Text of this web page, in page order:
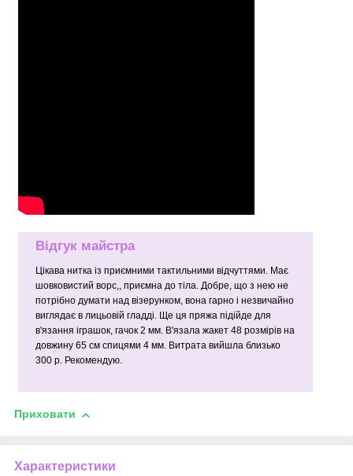
Відгук майстра
Цікава нитка із приємними тактильними відчуттями. Має
шовковистий ворс,, приємна до тіла. Добре, що з нею не
потрібно думати над візерунком, вона гарно і незвичайно
виглядає в лицьовій гладді. Ще ця пряжа підійде для
в'язання іграшок, гачок 2 мм. В'язала жакет 48 розмірів на
довжину 65 см спицями 4 мм. Витрата вийшла близько
300 р. Рекомендую.
Приховати
Характеристики